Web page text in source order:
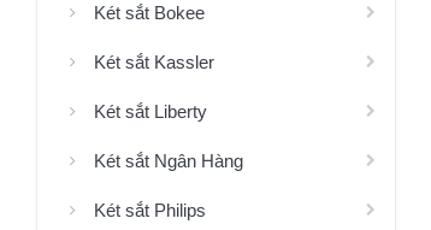
Két sắt Bokee
Két sắt Kassler
Két sắt Liberty
Két sắt Ngân Hàng
Két sắt Philips